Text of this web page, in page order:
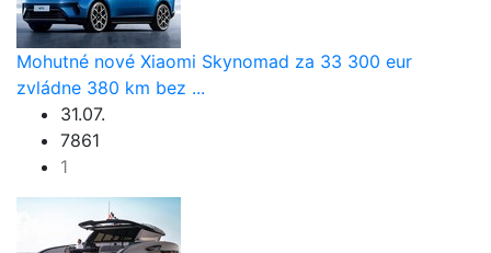
Mohutné nové Xiaomi Skynomad za 33 300 eur
zvládne 380 km bez ...
31.07.
7861
1